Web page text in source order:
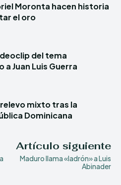
Moronta hacen historia
el oro
del tema
a Juan Luis Guerra
mixto tras la
Dominicana
Artículo siguiente
Maduro llama «ladrón» a Luis
Abinader